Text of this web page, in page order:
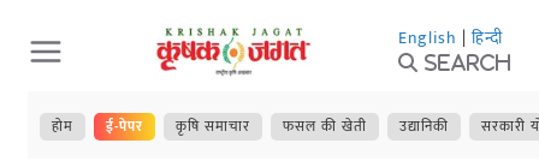
Skip
to
content
English | हिन्दी
Search
होम ई-पेपर कृषि समाचार फसल की खेती उद्यानिकी सरकारी